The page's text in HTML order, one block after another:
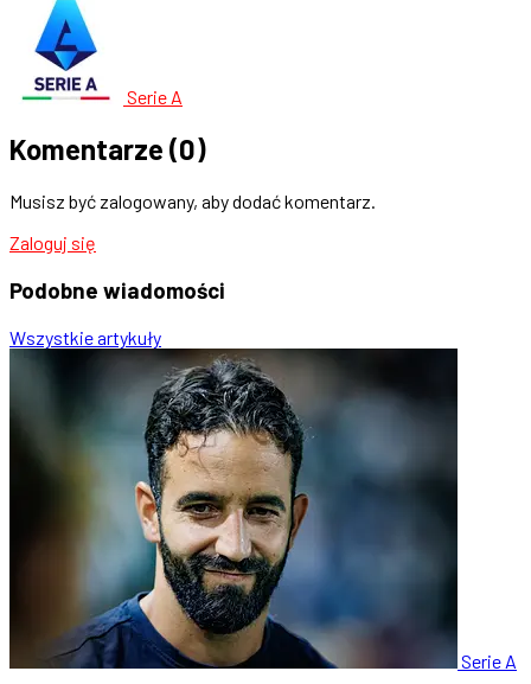
Serie A
Komentarze (0)
Musisz być zalogowany, aby dodać komentarz.
Zaloguj się
Podobne wiadomości
Wszystkie artykuły
Serie A